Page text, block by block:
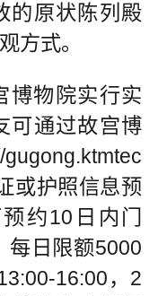
的原状陈列殿
方式。
博物院实行实
可通过故宫博
或护照信息预
约10日内门
每日限额5000
16:00，2